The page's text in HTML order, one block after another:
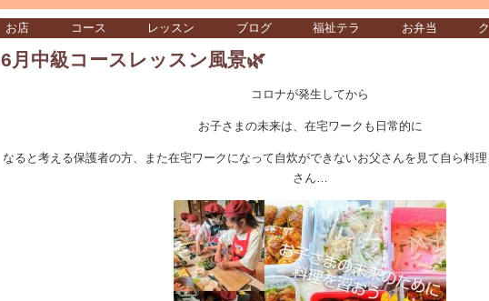
お店 コース レッスン ブログ 福祉テラ お弁当
6月中級コースレッスン風景🌿
コロナが発生してから
お子さまの未来は、在宅ワークも日常的に
なると考える保護者の方、また在宅ワークになって自炊ができないお父さんを見て自ら料
さん…